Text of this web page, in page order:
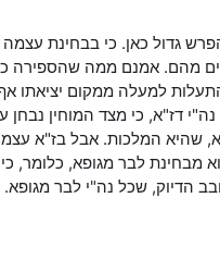
גדול כאן. כי בבחינת
מהם. אמנם ממה שהספירה
למעלה ממקום יציאתו
דז"א, כי מצד המוחין נבחן
שהיא המלכות. אבל בז"א
מבחינת לבר מגופא, כלומר,
הדיוק, שכל נה"י לבר